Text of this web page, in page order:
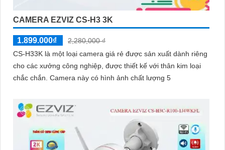
CAMERA EZVIZ CS-H3 3K
1.899.000₫
2,280,000 ₫
CS-H33K là một loại camera giá rẻ được sản xuất dành riêng
cho các xưởng công nghiệp, được thiết kế với thân kim loại
chắc chắn. Camera này có hình ảnh chất lượng 5